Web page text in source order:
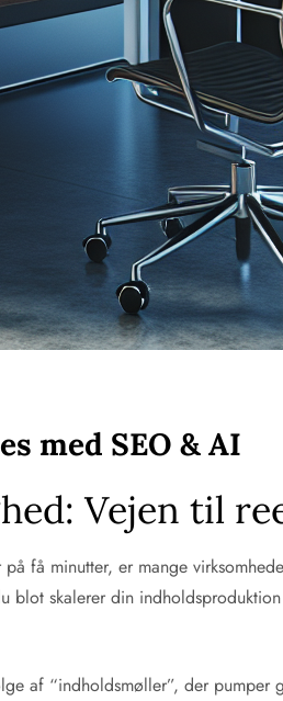
med SEO & AI
Vejen til
få minutter, er mange
blot skalerer din
af “indholdsmøller”, der pumper